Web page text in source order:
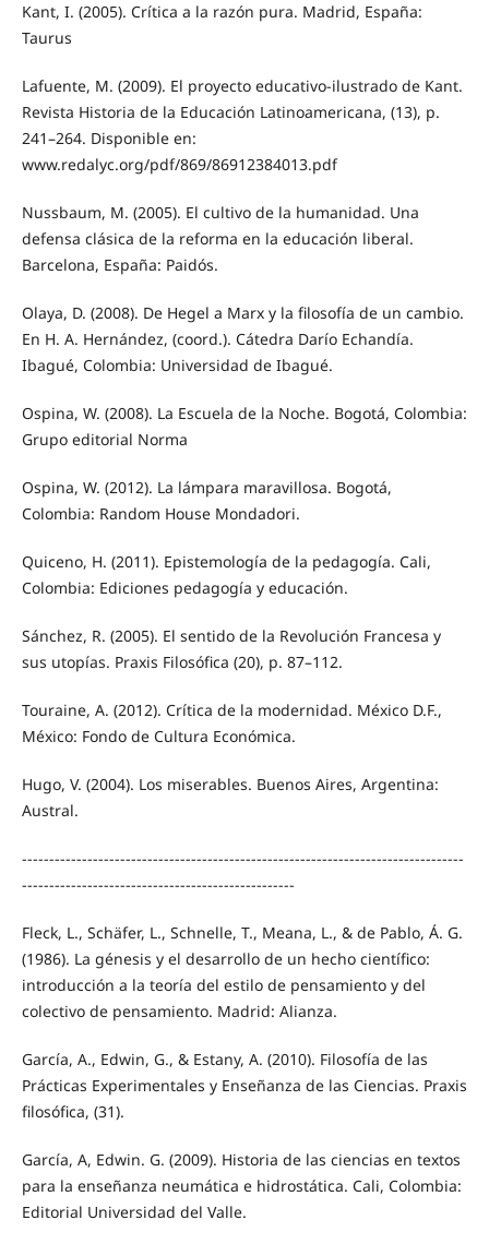
Kant, I. (2005). Crítica a la razón pura. Madrid, España:
Taurus
Lafuente, M. (2009). El proyecto educativo-ilustrado de Kant.
Revista Historia de la Educación Latinoamericana, (13), p.
241–264. Disponible en:
www.redalyc.org/pdf/869/86912384013.pdf
Nussbaum, M. (2005). El cultivo de la humanidad. Una
defensa clásica de la reforma en la educación liberal.
Barcelona, España: Paidós.
Olaya, D. (2008). De Hegel a Marx y la filosofía de un cambio.
En H. A. Hernández, (coord.). Cátedra Darío Echandía.
Ibagué, Colombia: Universidad de Ibagué.
Ospina, W. (2008). La Escuela de la Noche. Bogotá, Colombia:
Grupo editorial Norma
Ospina, W. (2012). La lámpara maravillosa. Bogotá,
Colombia: Random House Mondadori.
Quiceno, H. (2011). Epistemología de la pedagogía. Cali,
Colombia: Ediciones pedagogía y educación.
Sánchez, R. (2005). El sentido de la Revolución Francesa y
sus utopías. Praxis Filosófica (20), p. 87–112.
Touraine, A. (2012). Crítica de la modernidad. México D.F.,
México: Fondo de Cultura Económica.
Hugo, V. (2004). Los miserables. Buenos Aires, Argentina:
Austral.
---------------------------------------------------------------------------------
--------------------------------------------------
Fleck, L., Schäfer, L., Schnelle, T., Meana, L., & de Pablo, Á. G.
(1986). La génesis y el desarrollo de un hecho científico:
introducción a la teoría del estilo de pensamiento y del
colectivo de pensamiento. Madrid: Alianza.
García, A., Edwin, G., & Estany, A. (2010). Filosofía de las
Prácticas Experimentales y Enseñanza de las Ciencias. Praxis
filosófica, (31).
García, A, Edwin. G. (2009). Historia de las ciencias en textos
para la enseñanza neumática e hidrostática. Cali, Colombia:
Editorial Universidad del Valle.